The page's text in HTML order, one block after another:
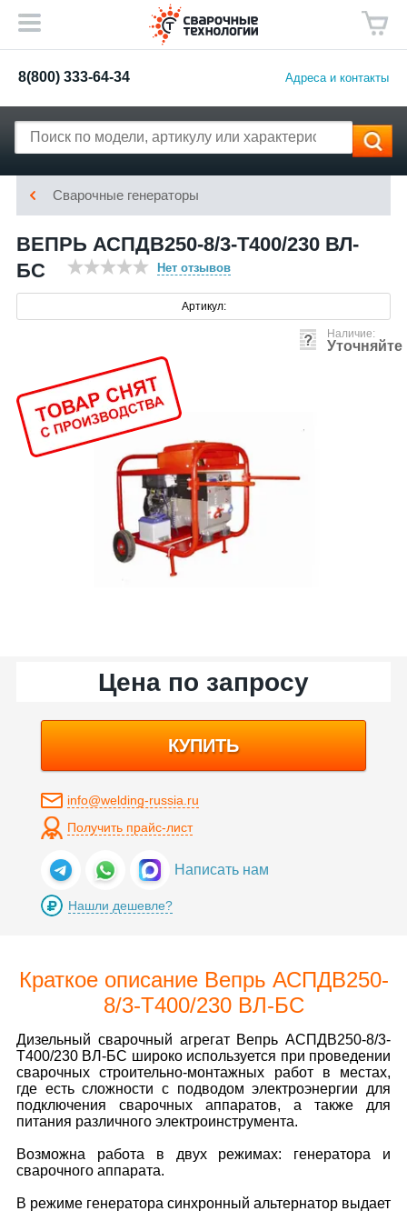
8(800) 333-64-34 Адреса и контакты
Сварочные генераторы
ВЕПРЬ АСПДВ250-8/3-Т400/230 ВЛ-
БС
Нет отзывов
Артикул:
Наличие:
Уточняйте
Цена по запросу
КУПИТЬ
info@welding-russia.ru
Получить прайс-лист
Написать нам
Нашли дешевле?
Краткое описание Вепрь АСПДВ250-
8/3-Т400/230 ВЛ-БС
Дизельный сварочный агрегат Вепрь АСПДВ250-8/3-
Т400/230 ВЛ-БС широко используется при проведении
сварочных строительно-монтажных работ в местах,
где есть сложности с подводом электроэнергии для
подключения сварочных аппаратов, а также для
питания различного электроинструмента.
Возможна работа в двух режимах: генератора и
сварочного аппарата.
В режиме генератора синхронный альтернатор выдает